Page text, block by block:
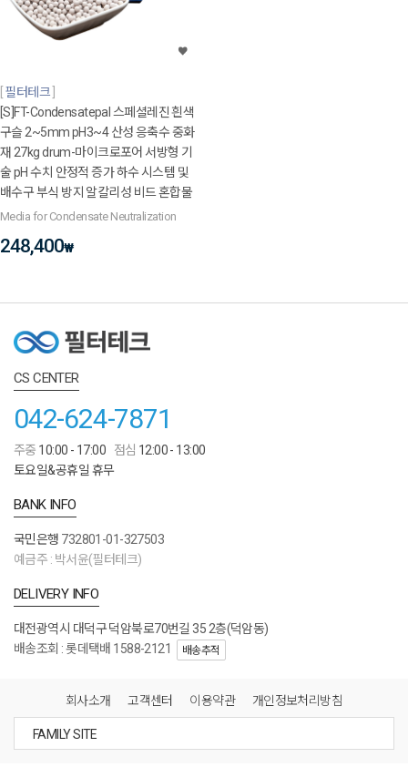
필터테크
[S]FT-Condensatepal 스페셜레진 흰색
구슬 2~5mm pH3~4 산성 응축수 중화
재 27kg drum-마이크로포어 서방형 기
술 pH 수치 안정적 증가 하수 시스템 및
배수구 부식 방지 알칼리성 비드 혼합물
Media for Condensate Neutralization
248,400₩
CS CENTER
042-624-7871
주중 10:00 - 17:00 점심 12:00 - 13:00
토요일&공휴일 휴무
BANK INFO
국민은행 732801-01-327503
예금주 : 박서윤(필터테크)
DELIVERY INFO
대전광역시 대덕구 덕암북로70번길 35 2층(덕암동)
배송조회 : 롯데택배 1588-2121
배송추적
회사소개 고객센터 이용약관 개인정보처리방침